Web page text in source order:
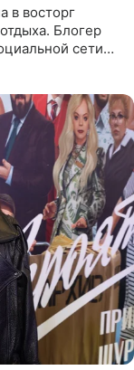
в восторг
Блогер
сети